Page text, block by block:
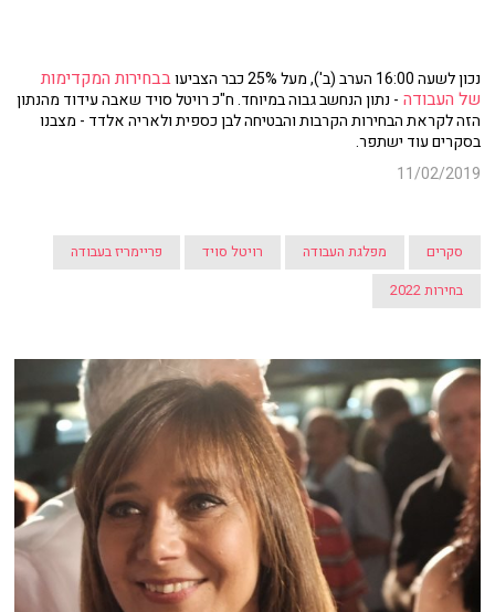
נכון לשעה 16:00 הערב (ב'), מעל 25% כבר הצביעו
בבחירות המקדימות
של העבודה - נתון הנחשב גבוה במיוחד. ח"כ רויטל סויד שאבה עידוד מהנתון
הזה לקראת הבחירות הקרבות והבטיחה לבן כספית ולאריה אלדד - מצבנו
בסקרים עוד ישתפר.
11/02/2019
סקרים מפלגת העבודה רויטל סויד
פריימריז בעבודה
בחירות 2022